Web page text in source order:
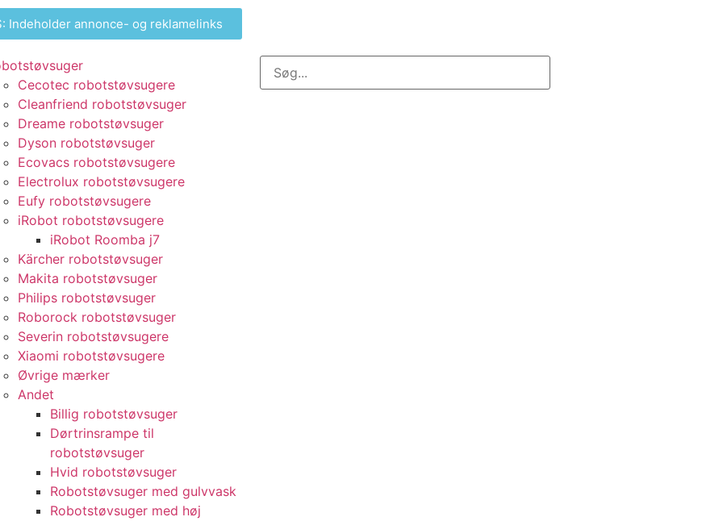
Indeholder annonce- og reklamelinks
Cecotec robotstøvsugere
Cleanfriend robotstøvsuger
Dreame robotstøvsuger
Dyson robotstøvsuger
Ecovacs robotstøvsugere
Electrolux robotstøvsugere
Eufy robotstøvsugere
iRobot robotstøvsugere
iRobot Roomba j7
Kärcher robotstøvsuger
Makita robotstøvsuger
Philips robotstøvsuger
Roborock robotstøvsuger
Severin robotstøvsugere
Xiaomi robotstøvsugere
Øvrige mærker
Andet
Billig robotstøvsuger
Dørtrinsrampe til
robotstøvsuger
Hvid robotstøvsuger
Robotstøvsuger med gulvvask
Robotstøvsuger med høj